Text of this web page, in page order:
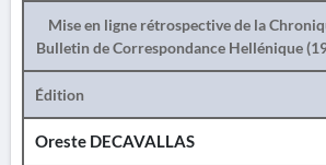
Mise en ligne rétrospective de la
Bulletin de Correspondance Hellénique
Édition
Oreste DECAVALLAS